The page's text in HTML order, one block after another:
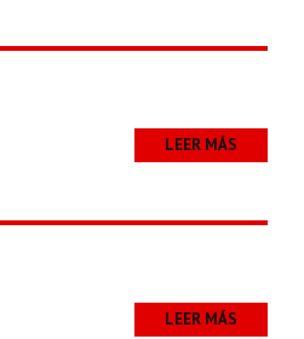
LEER MÁS
LEER MÁS